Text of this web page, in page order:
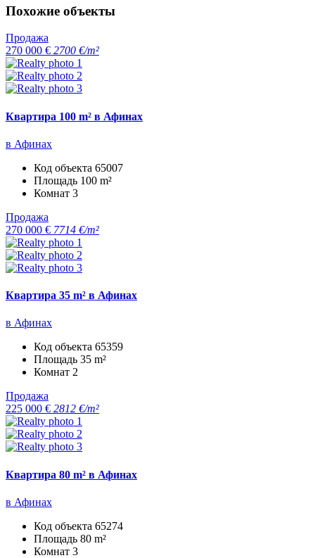
Похожие объекты
Продажа
270 000 € 2700 €/m²
Квартира 100 m² в Афинах
в Афинах
Код объекта 65007
Площадь 100 m²
Комнат 3
Продажа
270 000 € 7714 €/m²
Квартира 35 m² в Афинах
в Афинах
Код объекта 65359
Площадь 35 m²
Комнат 2
Продажа
225 000 € 2812 €/m²
Квартира 80 m² в Афинах
в Афинах
Код объекта 65274
Площадь 80 m²
Комнат 3